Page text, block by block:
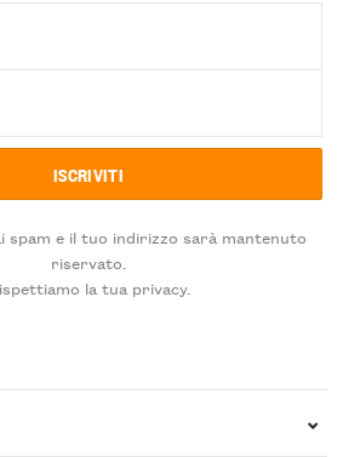
spam e il tuo indirizzo sarà mantenuto
riservato.
la tua privacy.